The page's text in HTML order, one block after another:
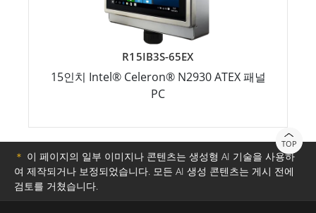
R15IB3S-65EX
15인치 Intel® Celeron® N2930 ATEX 패널
PC
TOP
＊ 이 페이지의 일부 이미지나 콘텐츠는 생성형 AI 기술을 사용하
여 제작되거나 보정되었습니다. 모든 AI 생성 콘텐츠는 게시 전에
검토를 거쳤습니다.